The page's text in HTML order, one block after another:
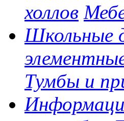
холлов
Школьные
Тумбы и